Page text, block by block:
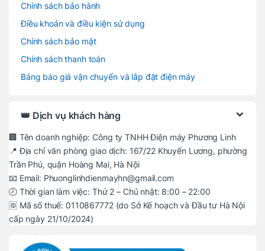
Chính sách bảo hành
Điều khoản và điều kiện sử dụng
Chính sách bảo mật
Chính sách thanh toán
Bảng báo giá vận chuyển và lắp đặt điện máy
👑 Dịch vụ khách hàng
🏢 Tên doanh nghiệp: Công ty TNHH Điện máy Phương Linh
📍 Địa chỉ văn phòng giao dịch: 167/22 Khuyến Lương, phường
Trần Phú, quận Hoàng Mai, Hà Nội
📧 Email: Phuonglinhdienmayhn@gmail.com
🕗 Thời gian làm việc: Thứ 2 – Chủ nhật: 8:00 – 22:00
🆔 Mã số thuế: 0110867772 (do Sở Kế hoạch và Đầu tư Hà Nội
cấp ngày 21/10/2024)